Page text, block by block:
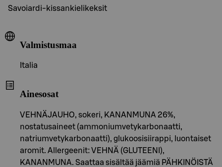
Savoiardi-kissankielikeksit
Valmistusmaa
Italia
Ainesosat
VEHNÄJAUHO, sokeri, KANANMUNA 26%,
nostatusaineet (ammoniumvetykarbonaatti,
natriumvetykarbonaatti), glukoosisiirappi, luontaiset
aromit. Allergeenit: VEHNÄ (GLUTEENI),
KANANMUNA. Saattaa sisältää jäämiä PÄHKINÖISTÄ